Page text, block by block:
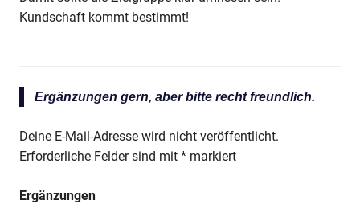
Kundschaft kommt bestimmt!
Ergänzungen gern, aber bitte recht freundlich.
Deine E-Mail-Adresse wird nicht veröffentlicht.
Erforderliche Felder sind mit * markiert
Ergänzungen